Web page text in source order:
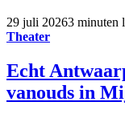
29 juli 20263 minuten
Theater
Echt
vanouds in